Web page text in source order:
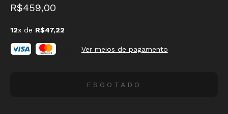
R$459,00
12x de R$47,22
Ver meios de pagamento